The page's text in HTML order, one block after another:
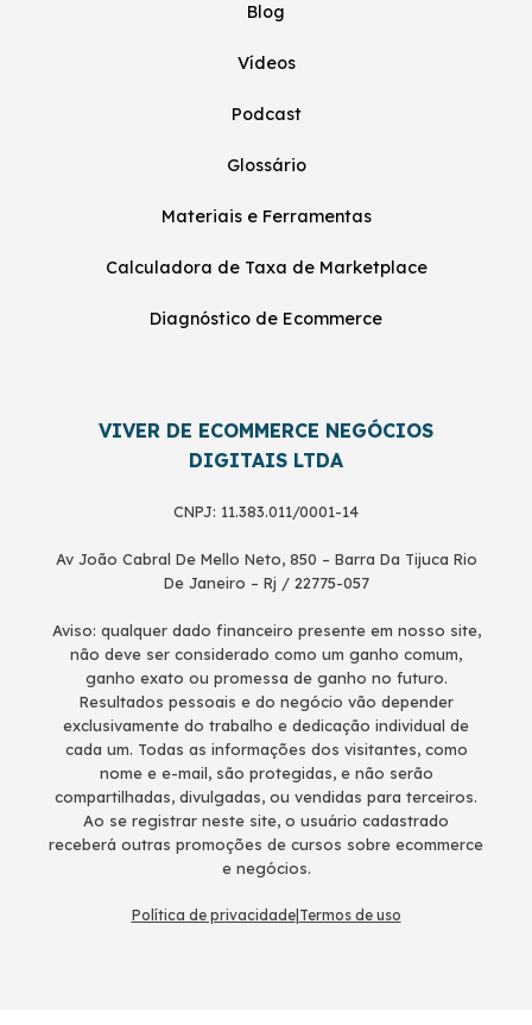
Blog
Vídeos
Podcast
Glossário
Materiais e Ferramentas
Calculadora de Taxa de Marketplace
Diagnóstico de Ecommerce
VIVER DE ECOMMERCE NEGÓCIOS
DIGITAIS LTDA
CNPJ: 11.383.011/0001-14
Av João Cabral De Mello Neto, 850 – Barra Da Tijuca Rio
De Janeiro – Rj / 22775-057
Aviso: qualquer dado financeiro presente em nosso site,
não deve ser considerado como um ganho comum,
ganho exato ou promessa de ganho no futuro.
Resultados pessoais e do negócio vão depender
exclusivamente do trabalho e dedicação individual de
cada um. Todas as informações dos visitantes, como
nome e e-mail, são protegidas, e não serão
compartilhadas, divulgadas, ou vendidas para terceiros.
Ao se registrar neste site, o usuário cadastrado
receberá outras promoções de cursos sobre ecommerce
e negócios.
Política de privacidade| Termos de uso